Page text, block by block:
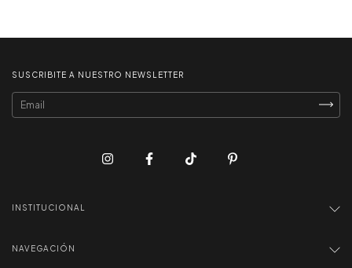
SUSCRIBITE A NUESTRO NEWSLETTER
INSTITUCIONAL
NAVEGACIÓN